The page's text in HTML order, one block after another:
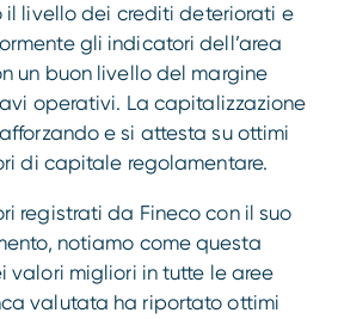
il livello dei crediti deteriorati e
gli indicatori dell’area
un buon livello del margine
operativi. La capitalizzazione
e si attesta su ottimi
di capitale regolamentare.
registrati da Fineco con il suo
notiamo come questa
migliori in tutte le aree
valutata ha riportato ottimi